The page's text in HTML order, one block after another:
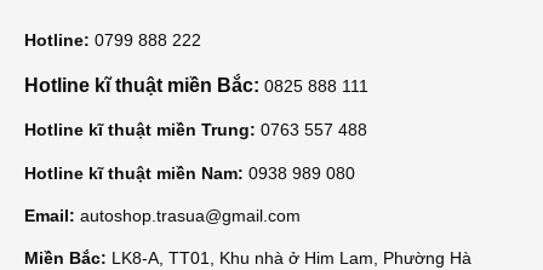
Hotline: 0799 888 222
Hotline kĩ thuật miền Bắc: 0825 888 111
Hotline kĩ thuật miền Trung: 0763 557 488
Hotline kĩ thuật miền Nam: 0938 989 080
Email: autoshop.trasua@gmail.com
Miền Bắc: LK8-A, TT01, Khu nhà ở Him Lam, Phường Hà